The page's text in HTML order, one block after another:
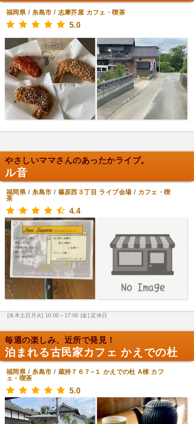
福岡県/糸島市 / 志摩芥屋 カフェ・喫茶
5.0
やさしいママさんのあったかライブ。
ル音
福岡県/糸島市 / 篠原西３丁目 ライブ会場/ カフェ・喫
茶
4.4
[水木土日月火] 10:00～17:00 [金] 定休日
毎週の楽しみ、近所で発見！
泊まれる古民家カフェ かえでの杜
福岡県/糸島市 / 蔵持７６７−１ かえでの杜 A棟 カフ
ェ・喫茶
5.0